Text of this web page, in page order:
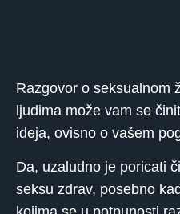
Razgovor o seksualnom
ljudima može vam se
ideja, ovisno o vašem
Da, uzaludno je poricati
seksu zdrav, posebno